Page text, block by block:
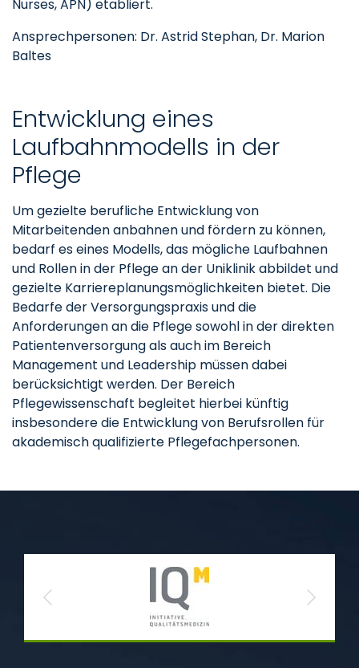
Nurses, APN) etabliert.
Ansprechpersonen: Dr. Astrid Stephan, Dr. Marion
Baltes
Entwicklung eines
Laufbahnmodells in der
Pflege
Um gezielte berufliche Entwicklung von
Mitarbeitenden anbahnen und fördern zu können,
bedarf es eines Modells, das mögliche Laufbahnen
und Rollen in der Pflege an der Uniklinik abbildet und
gezielte Karriereplanungsmöglichkeiten bietet. Die
Bedarfe der Versorgungspraxis und die
Anforderungen an die Pflege sowohl in der direkten
Patientenversorgung als auch im Bereich
Management und Leadership müssen dabei
berücksichtigt werden. Der Bereich
Pflegewissenschaft begleitet hierbei künftig
insbesondere die Entwicklung von Berufsrollen für
akademisch qualifizierte Pflegefachpersonen.
Previous Next